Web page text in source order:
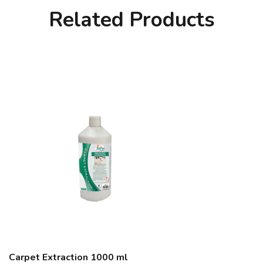
Related Products
Carpet Extraction 1000 ml